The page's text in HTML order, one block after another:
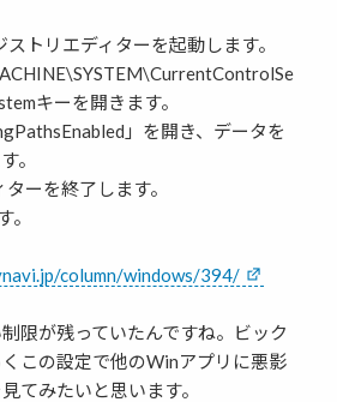
トリエディターを起動します。
キーを開きます。
」を開き、データを
。
ーを終了します。
。
column/windows/394/
限が残っていたんですね。ビック
この設定で他のWinアプリに悪影
てみたいと思います。